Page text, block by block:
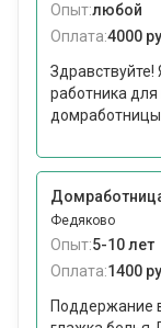
Опыт:любой
Оплата:4000
работника
Федяково
Опыт:5-10 лет
Оплата:1400
Поддержание